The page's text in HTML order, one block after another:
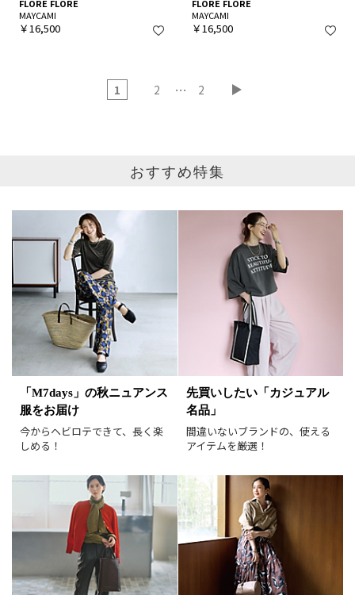
FLORE FLORE
MAYCAMI
￥16,500
FLORE FLORE
MAYCAMI
￥16,500
1 2 … 2
カテゴリ
サイズ
掲載雑誌
円
予約品
在庫あり
画像小 画像大
表示件数 30件 90件
おすすめ特集
「M7days」の秋ニュアンス
服をお届け
今からヘビロテできて、長く楽
しめる！
先買いしたい「カジュアル
名品」
間違いないブランドの、使える
アイテムを厳選！